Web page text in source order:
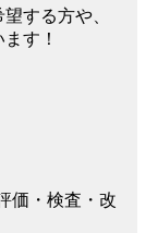
する方や、
す！
価・検査・改